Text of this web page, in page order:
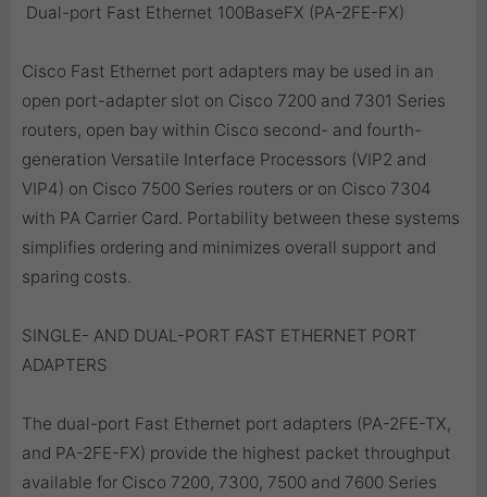
 Dual-port Fast Ethernet 100BaseFX (PA-2FE-FX)
Cisco Fast Ethernet port adapters may be used in an
open port-adapter slot on Cisco 7200 and 7301 Series
routers, open bay within Cisco second- and fourth-
generation Versatile Interface Processors (VIP2 and
VIP4) on Cisco 7500 Series routers or on Cisco 7304
with PA Carrier Card. Portability between these systems
simplifies ordering and minimizes overall support and
sparing costs.
SINGLE- AND DUAL-PORT FAST ETHERNET PORT
ADAPTERS
The dual-port Fast Ethernet port adapters (PA-2FE-TX,
and PA-2FE-FX) provide the highest packet throughput
available for Cisco 7200, 7300, 7500 and 7600 Series